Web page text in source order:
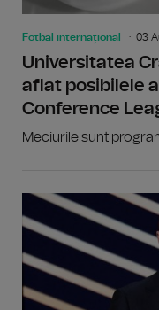
Fotbal internațional 03
Universitatea
aflat posibilele
Conference
Meciurile sunt